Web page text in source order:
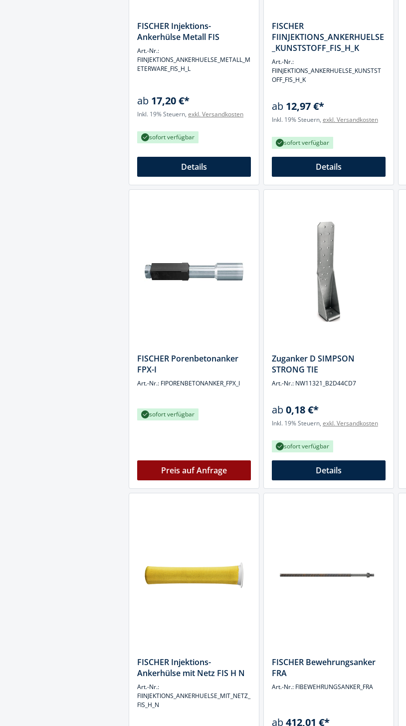
Verbindungs- und Klemmsysteme
Montagematerial
Zubehör Maschinenbefestigung
Schellen
Holzverbinder
Hebelwerkzeug
Hobel, Beitel & Ziehklingen
Malerwerkzeug
Meißel
Nietwerkzeug
Pumpen
Stanzwerkzeuge & Lochwerkzeuge
FISCHER Injektions-
Ankerhülse Metall FIS
Art.-Nr.:
FIINJEKTIONS_ANKERHUELSE_METALL_M
ETERWARE_FIS_H_L
ab 17,20 €*
Inkl. 19% Steuern, exkl. Versandkosten
sofort verfügbar
Details
FISCHER
FIINJEKTIONS_ANKERHUELSE
_KUNSTSTOFF_FIS_H_K
Art.-Nr.:
FIINJEKTIONS_ANKERHUELSE_KUNSTST
OFF_FIS_H_K
ab 12,97 €*
Inkl. 19% Steuern, exkl. Versandkosten
sofort verfügbar
Details
FISCHER Porenbetonanker
FPX-I
Art.-Nr.: FIPORENBETONANKER_FPX_I
sofort verfügbar
Preis auf Anfrage
Zuganker D SIMPSON
STRONG TIE
Art.-Nr.: NW11321_B2D44CD7
ab0,18 €*
Inkl. 19% Steuern, exkl. Versandkosten
sofort verfügbar
Details
FISCHER Injektions-
Ankerhülse mit Netz FIS H N
Art.-Nr.:
FIINJEKTIONS_ANKERHUELSE_MIT_NETZ_
FIS_H_N
FISCHER Bewehrungsanker
FRA
Art.-Nr.: FIBEWEHRUNGSANKER_FRA
ab412,01 €*